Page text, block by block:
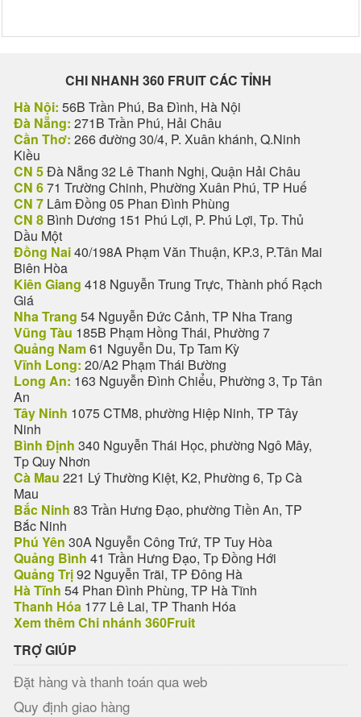
CHI NHANH 360 FRUIT CÁC TỈNH
Hà Nội: 56B Trần Phú, Ba Đình, Hà Nội
Đà Nẵng: 271B Trần Phú, Hải Châu
Cần Thơ: 266 đường 30/4, P. Xuân khánh, Q.Ninh
Kiều
CN 5Đà Nẵng 32 Lê Thanh Nghị, Quận Hải Châu
CN 671 Trường Chinh, Phường Xuân Phú, TP Huế
CN 7 Lâm Đồng 05 Phan Đình Phùng
CN 8 Bình Dương 151 Phú Lợi, P. Phú Lợi, Tp. Thủ
Dầu Một
Đồng Nai40/198A Phạm Văn Thuận, KP.3, P.Tân Mai
Biên Hòa
Kiên Giang 418 Nguyễn Trung Trực, Thành phố Rạch
Giá
Nha Trang 54 Nguyễn Đức Cảnh, TP Nha Trang
Vũng Tàu 185B Phạm Hồng Thái, Phường 7
Quảng Nam61 Nguyễn Du, Tp Tam Kỳ
Vĩnh Long: 20/A2 Phạm Thái Bường
Long An: 163 Nguyễn Đình Chiểu, Phường 3, Tp Tân
An
Tây Ninh 1075 CTM8, phường Hiệp Ninh, TP Tây
Ninh
Bình Định 340 Nguyễn Thái Học, phường Ngô Mây,
Tp Quy Nhơn
Cà Mau 221 Lý Thường Kiệt, K2, Phường 6, Tp Cà
Mau
Bắc Ninh 83 Trần Hưng Đạo, phường Tiền An, TP
Bắc Ninh
Phú Yên 30A Nguyễn Công Trứ, TP Tuy Hòa
Quảng Bình 41 Trần Hưng Đạo, Tp Đồng Hới
Quảng Trị92 Nguyễn Trãi, TP Đông Hà
Hà Tĩnh 54 Phan Đình Phùng, TP Hà Tĩnh
Thanh Hóa 177 Lê Lai, TP Thanh Hóa
Xem thêm Chi nhánh 360Fruit
TRỢ GIÚP
Đặt hàng và thanh toán qua web
Quy định giao hàng